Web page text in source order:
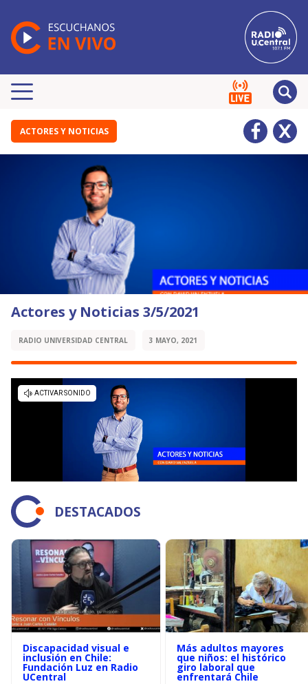
ACTORES Y NOTICIAS
Actores y Noticias 3/5/2021
RADIO UNIVERSIDAD CENTRAL 3 MAYO, 2021
DESTACADOS
Discapacidad visual e
inclusión en Chile:
Fundación Luz en Radio
UCentral
Más adultos mayores
que niños: el histórico
giro laboral que
enfrentará Chile